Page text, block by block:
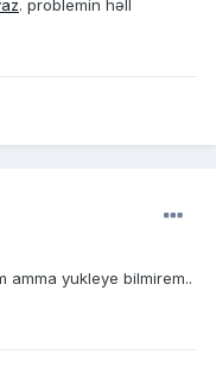
. problemin həll
amma yukleye bilmirem..